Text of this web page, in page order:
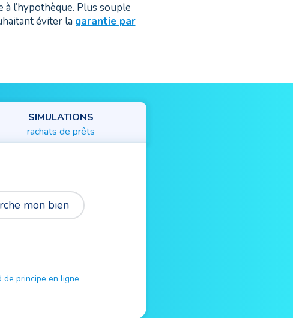
l’hypothèque. Plus souple
éviter la garantie par
SIMULATIONS
rachats de prêts
mon bien
de principe en ligne